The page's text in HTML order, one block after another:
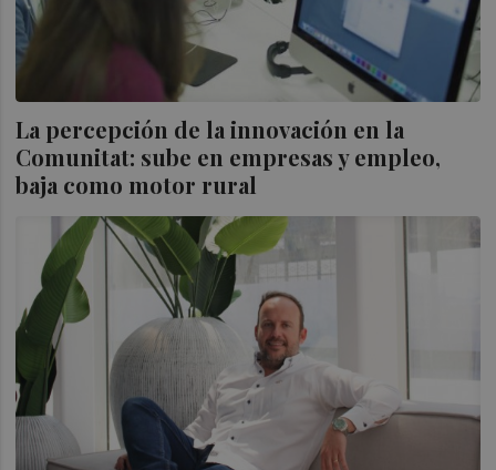
La percepción de la innovación en la
Comunitat: sube en empresas y empleo,
baja como motor rural